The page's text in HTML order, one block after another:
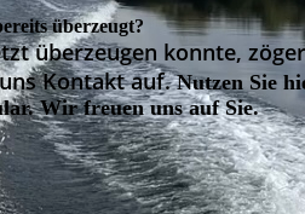
überzeugt?
überzeugen konnte,
Kontakt auf.Nutzen Sie
Wir freuen uns auf Sie.